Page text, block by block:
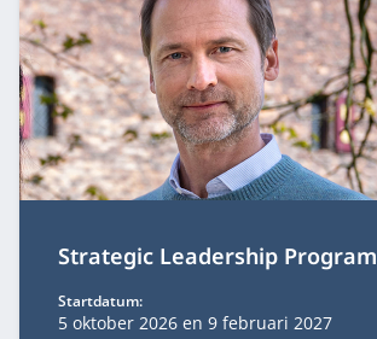
Strategic Leadership Program
Startdatum:
5 oktober 2026 en 9 februari 2027